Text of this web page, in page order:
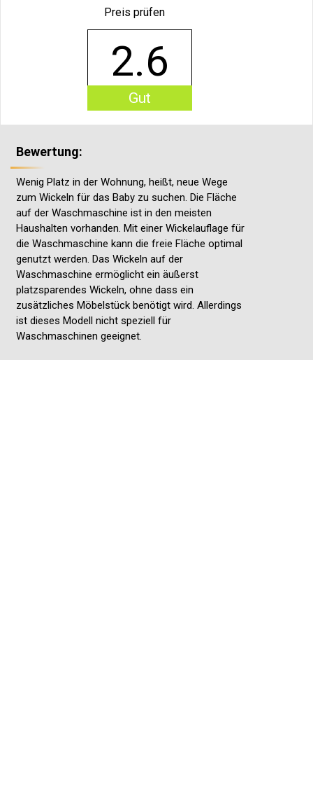
Preis prüfen
2.6
Gut
Bewertung:
Wenig Platz in der Wohnung, heißt, neue Wege
zum Wickeln für das Baby zu suchen. Die Fläche
auf der Waschmaschine ist in den meisten
Haushalten vorhanden. Mit einer Wickelauflage für
die Waschmaschine kann die freie Fläche optimal
genutzt werden. Das Wickeln auf der
Waschmaschine ermöglicht ein äußerst
platzsparendes Wickeln, ohne dass ein
zusätzliches Möbelstück benötigt wird. Allerdings
ist dieses Modell nicht speziell für
Waschmaschinen geeignet.